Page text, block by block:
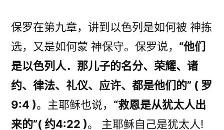
保罗在第九章，讲到以色列是如何被 神拣
选，又是如何蒙 神保守。保罗说， “他们
是以色列人．那儿子的名分、荣耀、诸
约、律法、礼仪、应许、都是他们的” ( 罗
9:4 )。主耶稣也说， “救恩是从犹太人出
来的”( 约4:22 )。 主耶稣自己是犹太人!